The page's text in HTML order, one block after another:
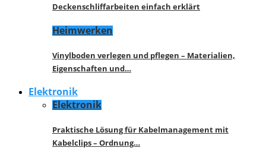
Deckenschliffarbeiten einfach erklärt
Heimwerken
Vinylboden verlegen und pflegen – Materialien,
Eigenschaften und…
Elektronik
Elektronik
Praktische Lösung für Kabelmanagement mit
Kabelclips – Ordnung…